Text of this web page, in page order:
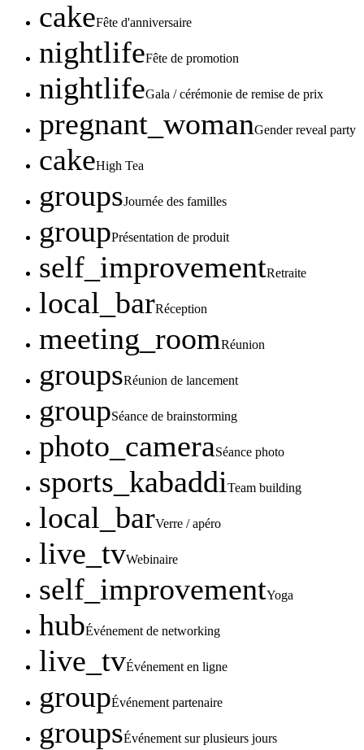
cakeFête d'anniversaire
nightlifeFête de promotion
nightlifeGala / cérémonie de remise de prix
pregnant_womanGender reveal party
cakeHigh Tea
groupsJournée des familles
groupPrésentation de produit
self_improvementRetraite
local_barRéception
meeting_roomRéunion
groupsRéunion de lancement
groupSéance de brainstorming
photo_cameraSéance photo
sports_kabaddiTeam building
local_barVerre / apéro
live_tvWebinaire
self_improvementYoga
hubÉvénement de networking
live_tvÉvénement en ligne
groupÉvénement partenaire
groupsÉvénement sur plusieurs jours